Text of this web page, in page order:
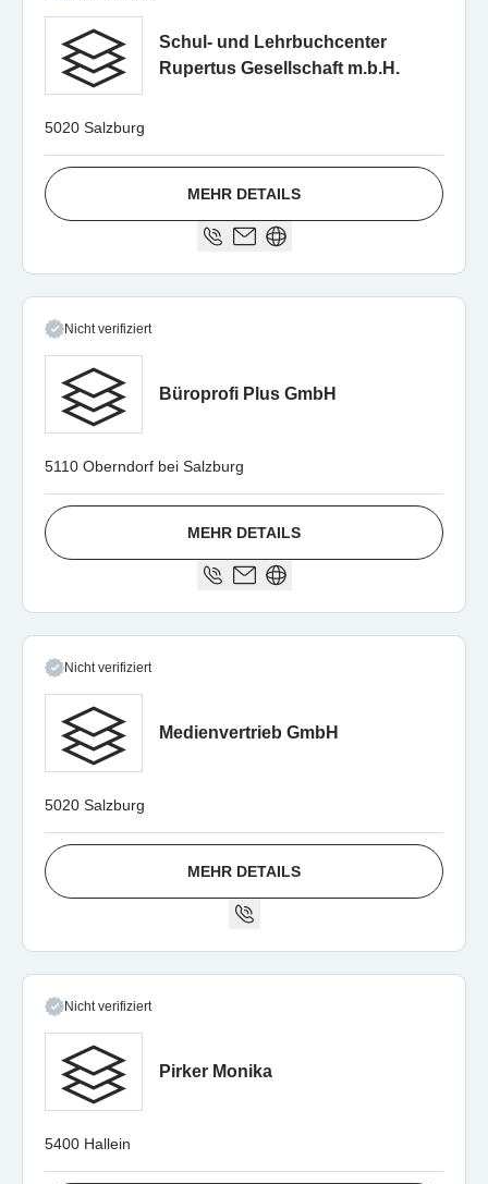
Schul- und Lehrbuchcenter
Rupertus Gesellschaft m.b.H.
5020 Salzburg
MEHR DETAILS
Nicht verifiziert
Büroprofi Plus GmbH
5110 Oberndorf bei Salzburg
MEHR DETAILS
Nicht verifiziert
Medienvertrieb GmbH
5020 Salzburg
MEHR DETAILS
Nicht verifiziert
Pirker Monika
5400 Hallein